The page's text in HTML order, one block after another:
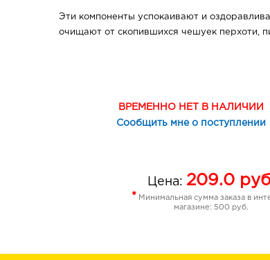
Эти компоненты успокаивают и
очищают от скопившихся чешуек перхоти,
ВРЕМЕННО НЕТ В НАЛИЧИИ
Сообщить мне о поступлении
Цена: 209.0
* Минимальная сумма заказа в
магазине: 500 руб.